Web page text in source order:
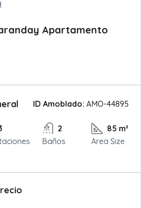
Apartamento
ID Amoblado: AMO-44895
2
Baños
85 m²
Area Size